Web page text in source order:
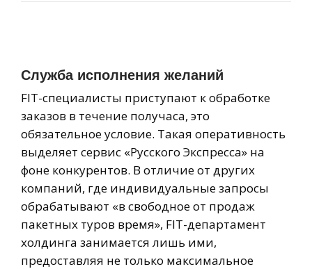
Служба исполнения желаний
FIT-специалисты приступают к обработке
заказов в течение получаса, это
обязательное условие. Такая оперативность
выделяет сервис «Русского Экспресса» на
фоне конкурентов. В отличие от других
компаний, где индивидуальные запросы
обрабатывают «в свободное от продаж
пакетных туров время», FIT-департамент
холдинга занимается лишь ими,
предоставляя не только максимальное